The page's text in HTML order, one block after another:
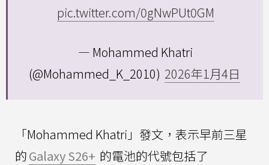
pic.twitter.com/0gNwPUt0GM
— Mohammed Khatri
(@Mohammed_K_2010) 2026年1月4日
「Mohammed Khatri」發文，表示早前三星
的Galaxy S26+ 的電池的代號包括了